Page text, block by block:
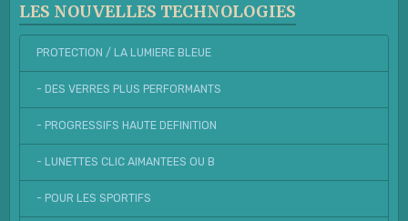
LES NOUVELLES TECHNOLOGIES
PROTECTION / LA LUMIERE BLEUE
- DES VERRES PLUS PERFORMANTS
- PROGRESSIFS HAUTE DEFINITION
- LUNETTES CLIC AIMANTEES OU B
- POUR LES SPORTIFS